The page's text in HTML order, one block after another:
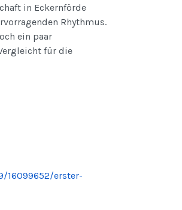
in Eckernförde
Rhythmus.
ein paar
für die
16099652/erster-